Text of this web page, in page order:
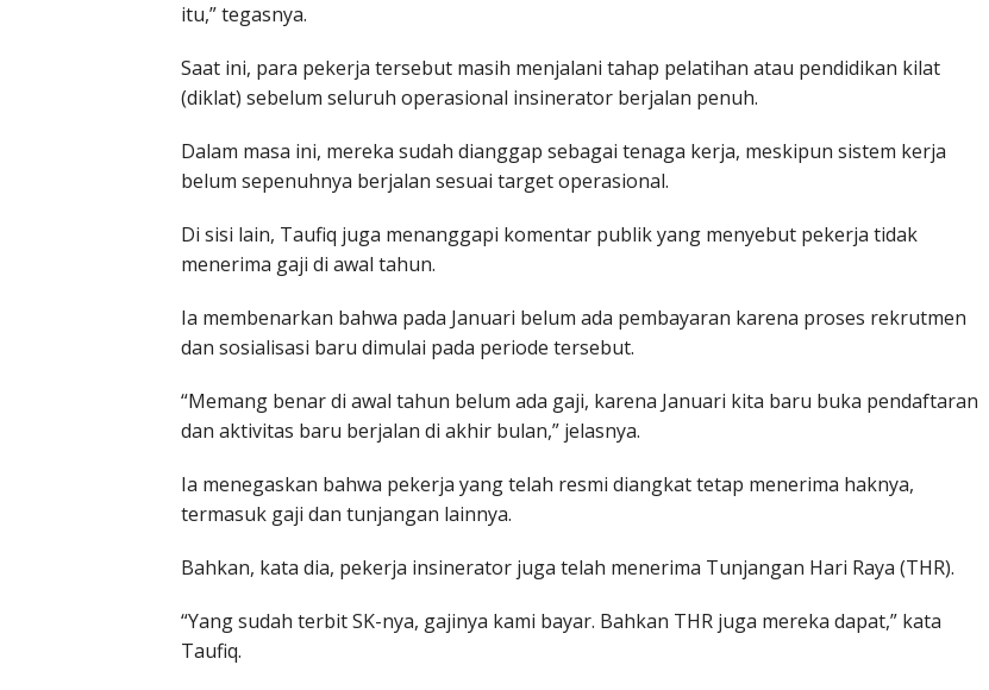
itu,” tegasnya.
Saat ini, para pekerja tersebut masih menjalani tahap pelatihan atau pendidikan kilat
(diklat) sebelum seluruh operasional insinerator berjalan penuh.
Dalam masa ini, mereka sudah dianggap sebagai tenaga kerja, meskipun sistem kerja
belum sepenuhnya berjalan sesuai target operasional.
Di sisi lain, Taufiq juga menanggapi komentar publik yang menyebut pekerja tidak
menerima gaji di awal tahun.
Ia membenarkan bahwa pada Januari belum ada pembayaran karena proses rekrutmen
dan sosialisasi baru dimulai pada periode tersebut.
“Memang benar di awal tahun belum ada gaji, karena Januari kita baru buka pendaftaran
dan aktivitas baru berjalan di akhir bulan,” jelasnya.
Ia menegaskan bahwa pekerja yang telah resmi diangkat tetap menerima haknya,
termasuk gaji dan tunjangan lainnya.
Bahkan, kata dia, pekerja insinerator juga telah menerima Tunjangan Hari Raya (THR).
“Yang sudah terbit SK-nya, gajinya kami bayar. Bahkan THR juga mereka dapat,” kata
Taufiq.